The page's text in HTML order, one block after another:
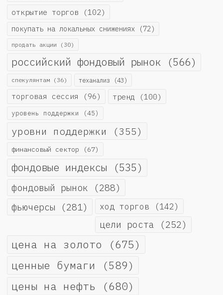
открытие торгов (102)
покупать на локальных снижениях (72)
продать акции (30)
российский фондовый рынок (566)
спекулянтам (36) теханализ (43)
торговая сессия (96) тренд (100)
уровень поддержки (45)
уровни поддержки (355)
финансовый сектор (67)
фондовые индексы (535)
фондовый рынок (288)
фьючерсы (281) ход торгов (142)
цели роста (252)
цена на золото (675)
ценные бумаги (589)
цены на нефть (680)